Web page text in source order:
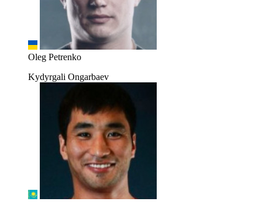
Oleg Petrenko
Kydyrgali Ongarbaev